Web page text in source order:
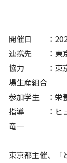
開催日 ：
連携先 ：東京
協力 ：東京都
場生産組合
参加学生 ：栄
指導 ：ヒュ
竜一
東京都主催、「